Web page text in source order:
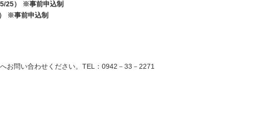
25）
※事前申込制
※事前申込制
お問い合わせください。TEL：0942－33－2271